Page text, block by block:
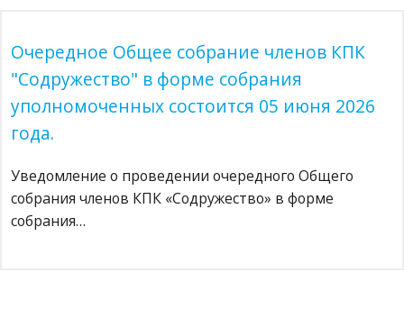
Очередное Общее собрание членов КПК
"Содружество" в форме собрания
уполномоченных состоится 05 июня 2026
года.
Уведомление о проведении очередного Общего
собрания членов КПК «Содружество» в форме
собрания…